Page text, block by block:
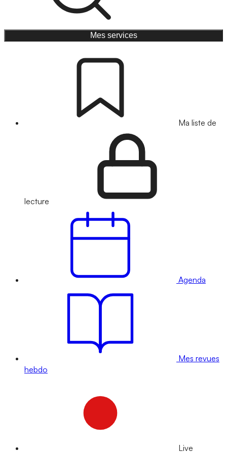
Mes services
Ma liste de
lecture
Agenda
Mes revues
hebdo
Live